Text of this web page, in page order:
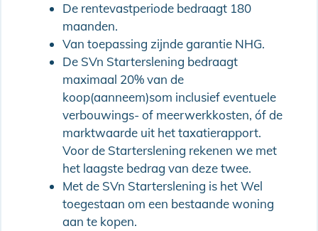
De rentevastperiode bedraagt 180
maanden.
Van toepassing zijnde garantie NHG.
De SVn Starterslening bedraagt
maximaal 20% van de
koop(aanneem)som inclusief eventuele
verbouwings- of meerwerkkosten, óf de
marktwaarde uit het taxatierapport.
Voor de Starterslening rekenen we met
het laagste bedrag van deze twee.
Met de SVn Starterslening is het Wel
toegestaan om een bestaande woning
aan te kopen.